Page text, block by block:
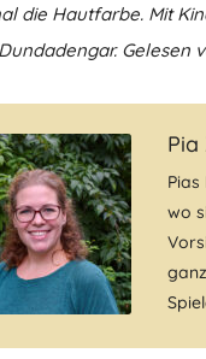
die Hautfarbe. Mit
Gelesen
wo